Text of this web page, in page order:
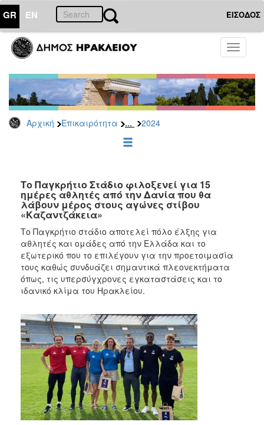
GR EN ΕΙΣΟΔΟΣ
Toggle
Αρχική Επικαιρότητα ... 2024
ΕΠΙΚΑΙΡΟΤΗΤΑ
Τύπου
Αρχείο
2026
2025
2022
2021
2020
2019
2018
2017
2016
2013
2012
2011
2010
2006
Το Παγκρήτιο Στάδιο φιλοξενεί για 15
ημέρες αθλητές από την Δανία που θα
λάβουν μέρος στους αγώνες στίβου
«Καζαντζάκεια»
Το Παγκρήτιο στάδιο αποτελεί πόλο έλξης για
αθλητές και ομάδες από την Ελλάδα και το
εξωτερικό που το επιλέγουν για την προετοιμασία
τους καθώς συνδυάζει σημαντικά πλεονεκτήματα
όπως, τις υπερσύγχρονες εγκαταστάσεις και το
ιδανικό κλίμα του Ηρακλείου.